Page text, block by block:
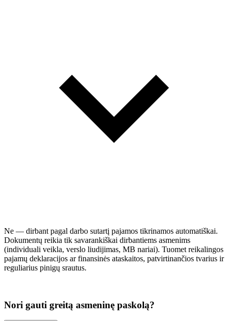
Ne — dirbant pagal darbo sutartį pajamos tikrinamos automatiškai.
Dokumentų reikia tik savarankiškai dirbantiems asmenims
(individuali veikla, verslo liudijimas, MB nariai). Tuomet reikalingos
pajamų deklaracijos ar finansinės ataskaitos, patvirtinančios tvarius ir
reguliarius pinigų srautus.
Nori gauti greitą asmeninę paskolą?